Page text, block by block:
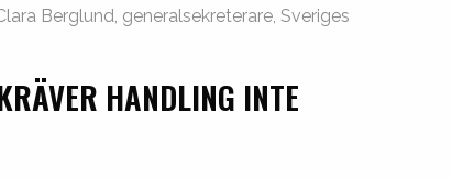
Berglund, generalsekreterare, Sveriges
HANDLING INTE